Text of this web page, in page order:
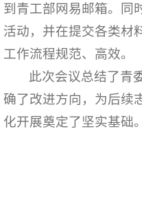
到青工部网易邮箱。同
活动，并在提交各类材
工作流程规范、高效。
此次会议总结了青
确了改进方向，为后续
化开展奠定了坚实基础。